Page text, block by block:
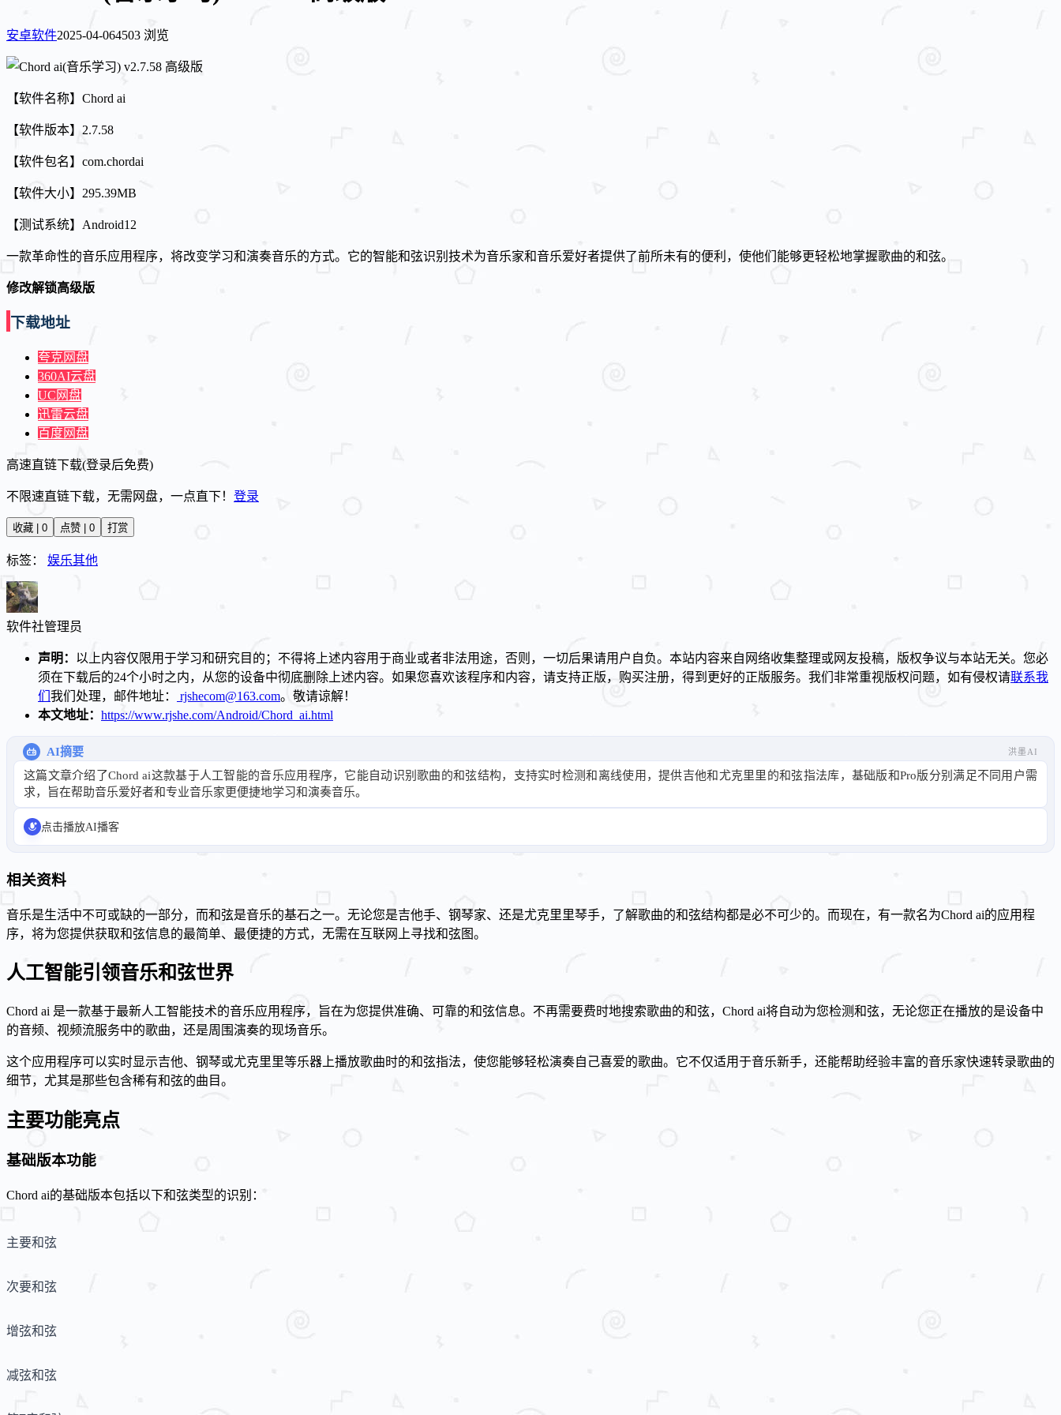
安卓软件2025-04-064503 浏览
【软件名称】Chord ai
【软件版本】2.7.58
【软件包名】com.chordai
【软件大小】295.39MB
【测试系统】Android12
一款革命性的音乐应用程序，将改变学习和演奏音乐的方式。它的智能和弦识别技术为音乐家和音乐爱好者提供了前所未有的便利，使他们能够更轻松地掌握歌曲的和弦。
修改解锁高级版
下载地址
夸克网盘
360AI云盘
UC网盘
迅雷云盘
百度网盘
高速直链下载(登录后免费)
不限速直链下载，无需网盘，一点直下！ 登录
收藏 | 0 点赞 | 0 打赏
标签： 娱乐其他
软件社管理员
声明： 以上内容仅限用于学习和研究目的；不得将上述内容用于商业或者非法用途，否则，一切后果请用户自负。本站内容来自网络收集整理或网友投稿，版权争议与本站无关。您必
须在下载后的24个小时之内，从您的设备中彻底删除上述内容。如果您喜欢该程序和内容，请支持正版，购买注册，得到更好的正版服务。我们非常重视版权问题，如有侵权请联系我
们 我们处理，邮件地址： rjshecom@163.com。敬请谅解！
本文地址： https://www.rjshe.com/Android/Chord_ai.html
AI摘要 洪墨AI
这篇文章介绍了Chord ai这款基于人工智能的音乐应用程序，它能自动识别歌曲的和弦结构，支持实时检测和离线使用，提供吉他和尤克里里的和弦指法库，基础版和Pro版分别满足不同用户需
求，旨在帮助音乐爱好者和专业音乐家更便捷地学习和演奏音乐。
点击播放AI播客
相关资料
音乐是生活中不可或缺的一部分，而和弦是音乐的基石之一。无论您是吉他手、钢琴家、还是尤克里里琴手，了解歌曲的和弦结构都是必不可少的。而现在，有一款名为Chord ai的应用程
序，将为您提供获取和弦信息的最简单、最便捷的方式，无需在互联网上寻找和弦图。
人工智能引领音乐和弦世界
Chord ai 是一款基于最新人工智能技术的音乐应用程序，旨在为您提供准确、可靠的和弦信息。不再需要费时地搜索歌曲的和弦，Chord ai将自动为您检测和弦，无论您正在播放的是设备中
的音频、视频流服务中的歌曲，还是周围演奏的现场音乐。
这个应用程序可以实时显示吉他、钢琴或尤克里里等乐器上播放歌曲时的和弦指法，使您能够轻松演奏自己喜爱的歌曲。它不仅适用于音乐新手，还能帮助经验丰富的音乐家快速转录歌曲的
细节，尤其是那些包含稀有和弦的曲目。
主要功能亮点
基础版本功能
Chord ai的基础版本包括以下和弦类型的识别：
主要和弦
次要和弦
增弦和弦
减弦和弦